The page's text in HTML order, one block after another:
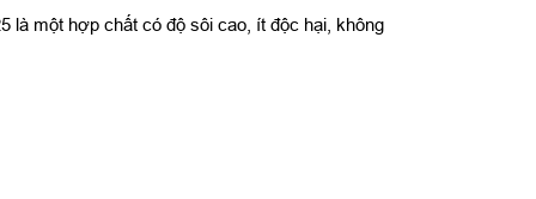
là một hợp chất có độ sôi cao, ít độc hại, không